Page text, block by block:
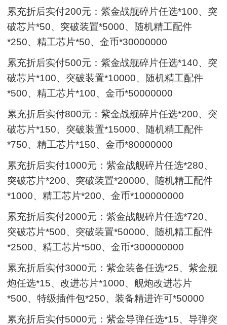
累充折后实付200元：紫金战舰碎片任选*100、突
破芯片*50、突破装置*5000、随机精工配件
*250、精工芯片*50、金币*30000000
累充折后实付500元：紫金战舰碎片任选*140、突
破芯片*100、突破装置*10000、随机精工配件
*500、精工芯片*100、金币*50000000
累充折后实付800元：紫金战舰碎片任选*200、突
破芯片*150、突破装置*15000、随机精工配件
*750、精工芯片*150、金币*80000000
累充折后实付1000元：紫金战舰碎片任选*280、
突破芯片*200、突破装置*20000、随机精工配件
*1000、精工芯片*200、金币*100000000
累充折后实付2000元：紫金战舰碎片任选*720、
突破芯片*500、突破装置*50000、随机精工配件
*2500、精工芯片*500、金币*300000000
累充折后实付3000元：紫金装备任选*25、紫金舰
炮任选*15、改进芯片*1000、舰炮改进芯片
*500、特级插件包*250、装备精进许可*50000
累充折后实付5000元：紫金导弹任选*15、导弹突